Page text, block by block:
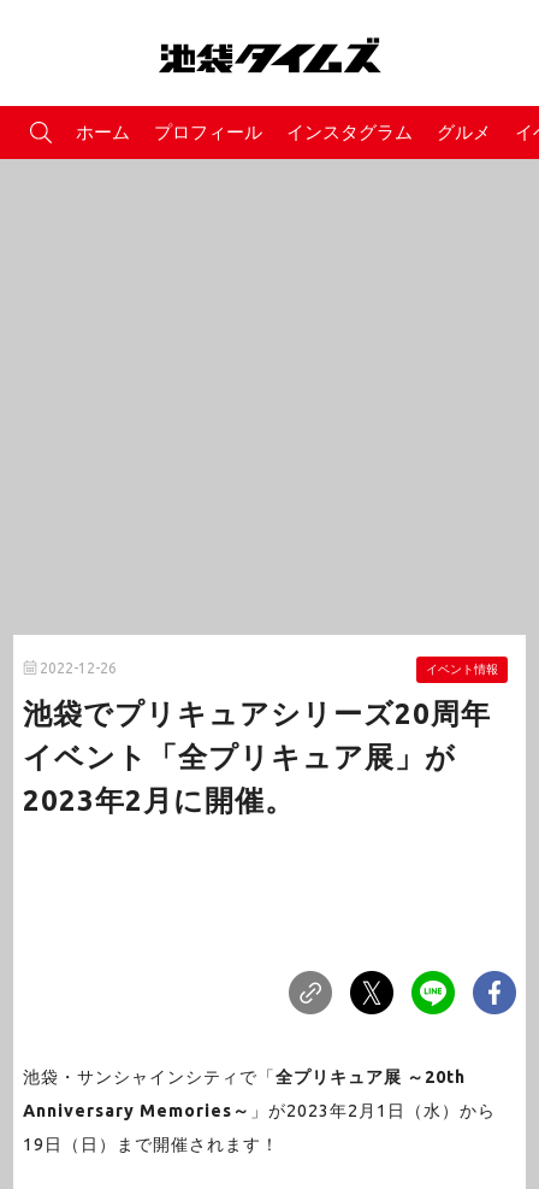
ホーム プロフィール インスタグラム グルメ イ
2022-12-26 イベント情報
池袋でプリキュアシリーズ20周年
イベント「全プリキュア展」が
2023年2月に開催。
池袋・サンシャインシティで「全プリキュア展 ～20th
Anniversary Memories～ 」が2023年2月1日（水）から
19日（日）まで開催されます！